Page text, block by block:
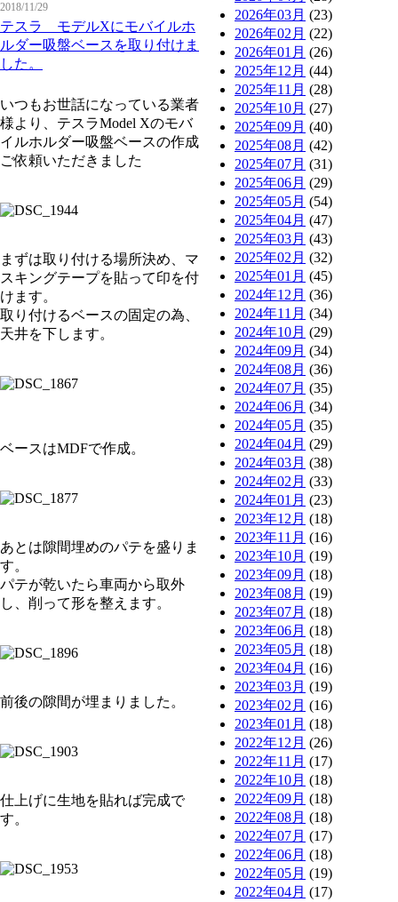
2018/11/29
テスラ モデルXにモバイルホ
ルダー吸盤ベースを取り付けま
した。
いつもお世話になっている業者
様より、テスラModel Xのモバ
イルホルダー吸盤ベースの作成
ご依頼いただきました
まずは取り付ける場所決め、マ
スキングテープを貼って印を付
けます。
取り付けるベースの固定の為、
天井を下します。
ベースはMDFで作成。
あとは隙間埋めのパテを盛りま
す。
パテが乾いたら車両から取外
し、削って形を整えます。
前後の隙間が埋まりました。
仕上げに生地を貼れば完成で
す。
2026年03月 (23)
2026年02月 (22)
2026年01月 (26)
2025年12月 (44)
2025年11月 (28)
2025年10月 (27)
2025年09月 (40)
2025年08月 (42)
2025年07月 (31)
2025年06月 (29)
2025年05月 (54)
2025年04月 (47)
2025年03月 (43)
2025年02月 (32)
2025年01月 (45)
2024年12月 (36)
2024年11月 (34)
2024年10月 (29)
2024年09月 (34)
2024年08月 (36)
2024年07月 (35)
2024年06月 (34)
2024年05月 (35)
2024年04月 (29)
2024年03月 (38)
2024年02月 (33)
2024年01月 (23)
2023年12月 (18)
2023年11月 (16)
2023年10月 (19)
2023年09月 (18)
2023年08月 (19)
2023年07月 (18)
2023年06月 (18)
2023年05月 (18)
2023年04月 (16)
2023年03月 (19)
2023年02月 (16)
2023年01月 (18)
2022年12月 (26)
2022年11月 (17)
2022年10月 (18)
2022年09月 (18)
2022年08月 (18)
2022年07月 (17)
2022年06月 (18)
2022年05月 (19)
2022年04月 (17)